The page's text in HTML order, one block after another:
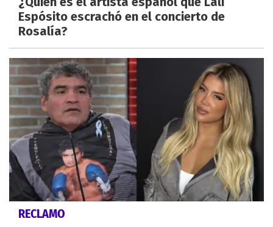
Espósito escrachó en el concierto de
Rosalía?
RECLAMO